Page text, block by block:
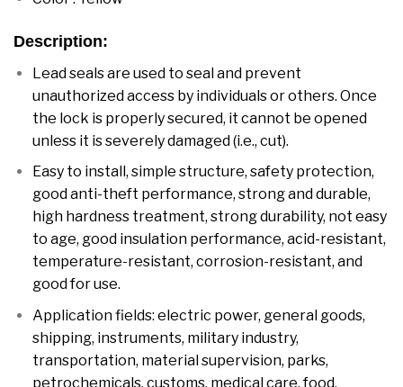
Description:
Lead seals are used to seal and prevent
unauthorized access by individuals or others. Once
the lock is properly secured, it cannot be opened
unless it is severely damaged (i.e., cut).
Easy to install, simple structure, safety protection,
good anti-theft performance, strong and durable,
high hardness treatment, strong durability, not easy
to age, good insulation performance, acid-resistant,
temperature-resistant, corrosion-resistant, and
good for use.
Application fields: electric power, general goods,
shipping, instruments, military industry,
transportation, material supervision, parks,
petrochemicals, customs, medical care, food,